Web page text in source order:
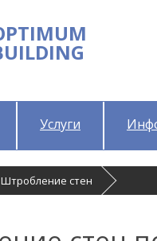
Услуги
стен